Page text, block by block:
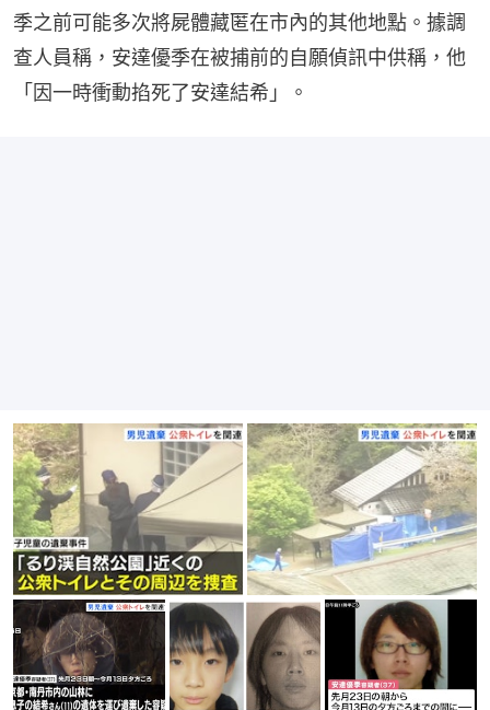
季之前可能多次將屍體藏匿在市內的其他地點。據調
查人員稱，安達優季在被捕前的自願偵訊中供稱，他
「因一時衝動掐死了安達結希」。